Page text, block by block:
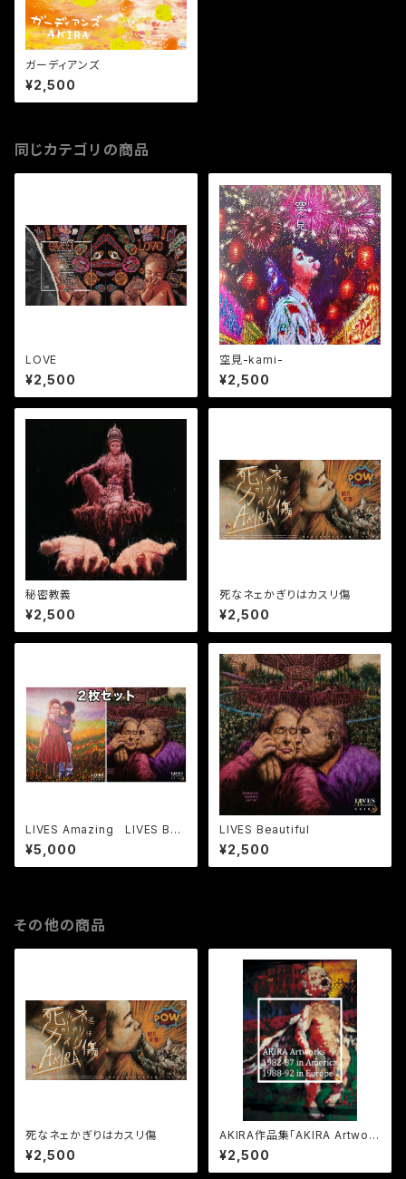
ガーディアンズ
¥2,500
同じカテゴリの商品
LOVE
¥2,500
空見-kami-
¥2,500
秘密教義
¥2,500
死なネェかぎりはカスリ傷
¥2,500
LIVES Amazing LIVES Bea
utiful【2枚セット】
¥5,000
LIVES Beautiful
¥2,500
その他の商品
死なネェかぎりはカスリ傷
¥2,500
AKIRA作品集「AKIRA Artwork
s 1982-87 in America 1988
-92 in Europe」
¥2,500